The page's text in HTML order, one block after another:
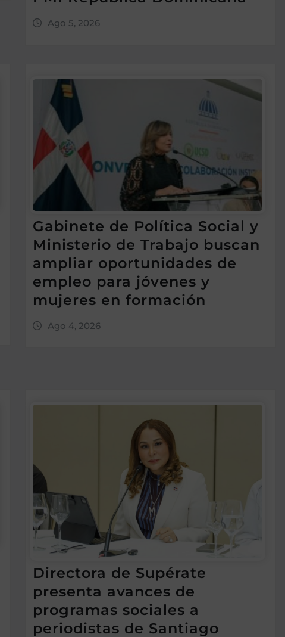
Ago 5, 2026
Gabinete de Política Social y
Ministerio de Trabajo buscan
ampliar oportunidades de
empleo para jóvenes y
mujeres en formación
Ago 4, 2026
Directora de Supérate
presenta avances de
programas sociales a
periodistas de Santiago